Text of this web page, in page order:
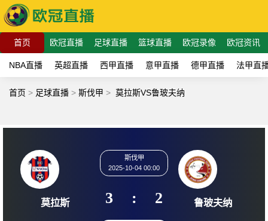
首页 欧冠直播 足球直播 篮球直播 欧冠录像 欧冠资讯
NBA直播 英超直播 西甲直播 意甲直播 德甲直播 法甲直
首页 > 足球直播 > 斯伐甲 > 莫拉斯VS鲁玻夫纳
斯伐甲
2025-10-04 00:00